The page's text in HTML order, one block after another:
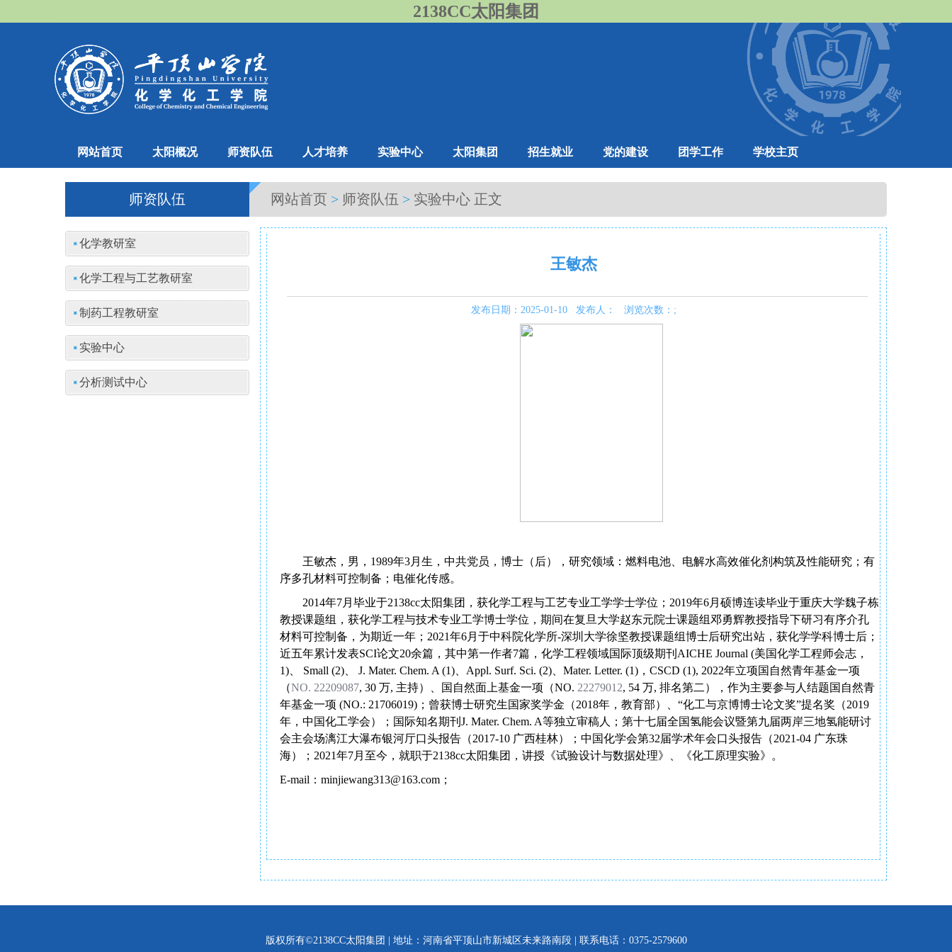
2138CC太阳集团
网站首页 太阳概况 师资队伍 人才培养 实验中心 太阳集团 招生就业 党的建设 团学工作 学校主页
师资队伍 网站首页 > 师资队伍 > 实验中心 正文
化学教研室
化学工程与工艺教研室
制药工程教研室
实验中心
分析测试中心
王敏杰
发布日期：2025-01-10 发布人： 浏览次数： ;
王敏杰 ，男， 1989年3月生，中共党员 ， 博士 （后） ， 研究领域：燃料电池、电解水高效催化剂构筑及性能研究；有
序多孔材料可控制备；电催化传感。
2014年7月毕业于2138cc太阳集团，获化学工程与工艺专业工学学士学位； 2019年6月硕博连读毕业于重庆大学魏子栋
教授课题组，获化学工程与技术专业工学博士学位，期间在复旦大学赵东元院士课题组邓勇辉教授指导下研习有序介孔
材料可控制备，为期近一年； 2021年6月于中科院化学所-深圳大学徐坚教授课题组博士后研究出站，获化学学科博士后；
近五年累计发表SCI论文20余篇，其中第一作者7篇，化学工程领域国际顶级期刊 AICHE Journal (美国化学工程师会志，
1)
Small (2) J. Mater. Chem. A (1) Appl. Surf. Sci. (2) Mater. Letter. (1) ， CSCD (1), 2022年立项国自然青年基金一项
（NO. 22209087, 30 万, 主持）、国自然面上基金一项（NO. 22279012, 54 万, 排名第二），作为主要参与人结题国自然青
年基金一项 (NO.: 21706019) ；曾获博士研究生国家奖学金（2018年，教育部）、“化工与京博博士论文奖”提名奖（2019
年，中国化工学会）；国际知名期刊 J. Mater. Chem. A等独立审稿人；第十七届全国氢能会议暨第九届两岸三地氢能研讨
会主会场漓江大瀑布银河厅口头报告（2017-10 广西桂林）；中国化学会第32届学术年会口头报告（2021-04 广东珠
海）； 2021年7月至今，就职于2138cc太阳集团，讲授《试验设计与数据处理》、《化工原理实验》。
E-mail ： minjiewang313@163.com ；
版权所有©2138CC太阳集团 | 地址：河南省平顶山市新城区未来路南段 | 联系电话：0375-2579600